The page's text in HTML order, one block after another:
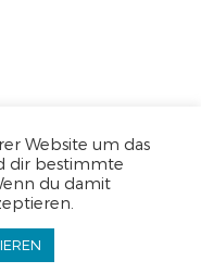
Website um das
dir bestimmte
du damit